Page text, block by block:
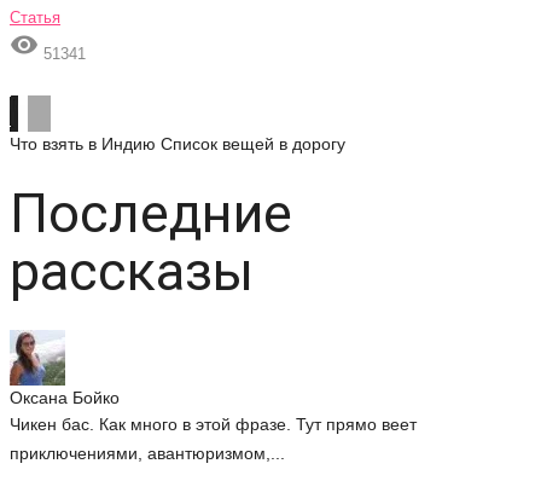
Статья
 51341
Что взять в Индию Список вещей в дорогу
Последние
рассказы
Оксана Бойко
Чикен бас. Как много в этой фразе. Тут прямо веет
приключениями, авантюризмом,...